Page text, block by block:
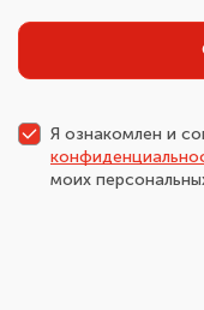
Я ознакомлен и
моих